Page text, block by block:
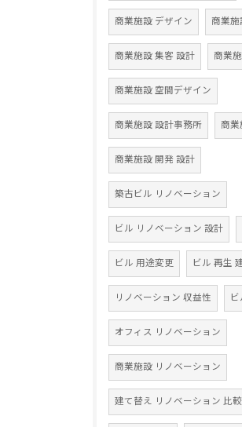
商業施設 デザイン 商業
商業施設 集客 設計 商業
商業施設 空間デザイン
商業施設 設計事務所 商
商業施設 開発 設計
築古ビル リノベーション
ビル リノベーション 設計
ビル 用途変更 ビル 再生
リノベーション 収益性
オフィス リノベーション
商業施設 リノベーション
建て替え リノベーション 比較